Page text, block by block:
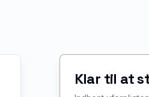
Klar til at